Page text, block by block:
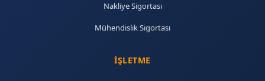
Nakliye Sigortası
Mühendislik Sigortası
İŞLETME